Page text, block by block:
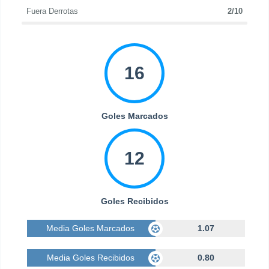
Fuera Derrotas 2/10
16
Goles Marcados
12
Goles Recibidos
Media Goles Marcados 1.07
Media Goles Recibidos 0.80